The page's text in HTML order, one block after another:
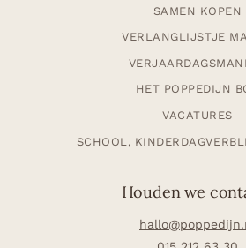
SAMEN KOPEN
VERLANGLIJSTJE
HET POPPEDIJN
VACATURES
SCHOOL,
Houden we